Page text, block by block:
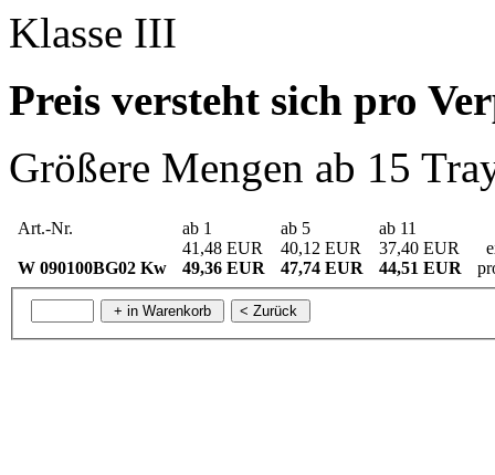
Klasse III
Preis versteht sich pro
Größere Mengen ab 15
Art.-Nr.
W 090100BG02 Kw
ab 1
41,48 EUR
49,36 EUR
ab 5
40,12 EUR
47,74 EUR
ab 11
37,40 EUR
44,51 EUR